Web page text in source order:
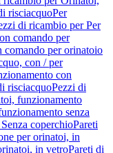
risciacquoPer
di ricambio per Per
comando per
comando per orinatoio
con / per
con
risciacquoPezzi di
funzionamento
senza
coperchioPareti
per orinatoi, in
in vetroPareti di